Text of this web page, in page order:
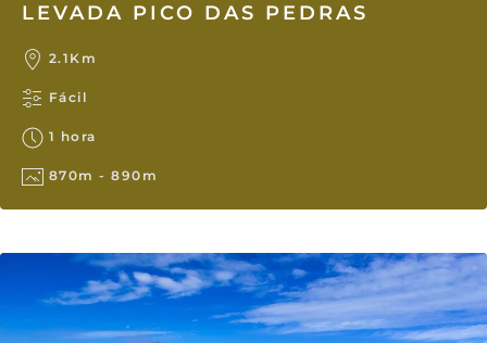
LEVADA PICO DAS PEDRAS
2.1Km
Fácil
1 hora
870m - 890m